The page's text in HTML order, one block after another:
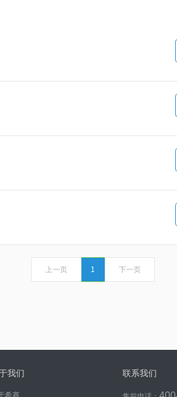
上一页 1 下一页
我们
希赛
联系我们